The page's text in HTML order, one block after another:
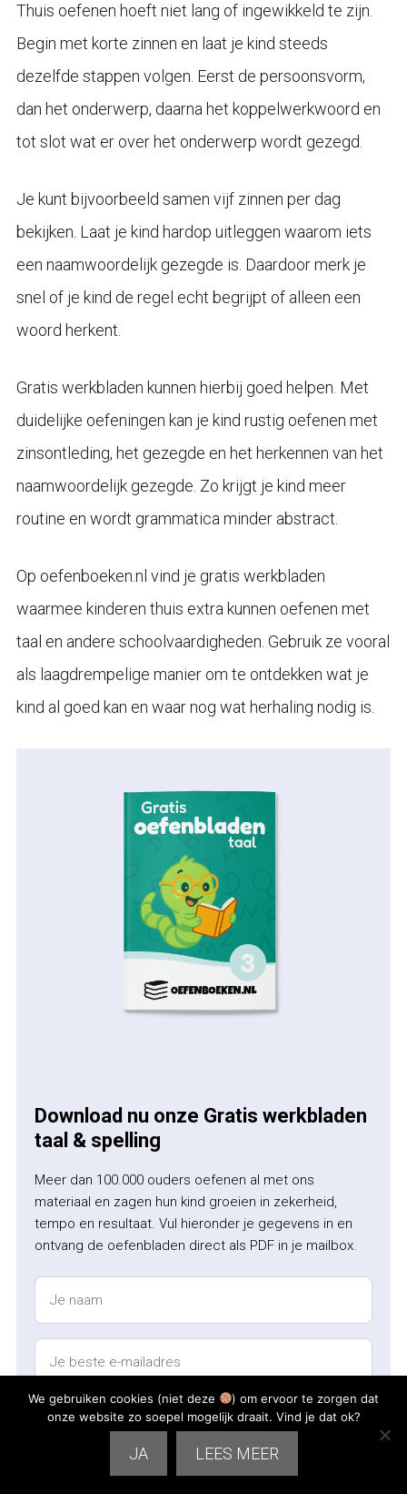
Thuis oefenen hoeft niet lang of ingewikkeld te zijn.
Begin met korte zinnen en laat je kind steeds
dezelfde stappen volgen. Eerst de persoonsvorm,
dan het onderwerp, daarna het koppelwerkwoord en
tot slot wat er over het onderwerp wordt gezegd.
Je kunt bijvoorbeeld samen vijf zinnen per dag
bekijken. Laat je kind hardop uitleggen waarom iets
een naamwoordelijk gezegde is. Daardoor merk je
snel of je kind de regel echt begrijpt of alleen een
woord herkent.
Gratis werkbladen kunnen hierbij goed helpen. Met
duidelijke oefeningen kan je kind rustig oefenen met
zinsontleding, het gezegde en het herkennen van het
naamwoordelijk gezegde. Zo krijgt je kind meer
routine en wordt grammatica minder abstract.
Op oefenboeken.nl vind je gratis werkbladen
waarmee kinderen thuis extra kunnen oefenen met
taal en andere schoolvaardigheden. Gebruik ze vooral
als laagdrempelige manier om te ontdekken wat je
kind al goed kan en waar nog wat herhaling nodig is.
Download nu onze Gratis werkbladen
taal & spelling
Meer dan 100.000 ouders oefenen al met ons
materiaal en zagen hun kind groeien in zekerheid,
tempo en resultaat. Vul hieronder je gegevens in en
ontvang de oefenbladen direct als PDF in je mailbox.
We gebruiken cookies (niet deze
) om ervoor te zorgen dat
onze website zo soepel mogelijk draait. Vind je dat ok?
JA LEES MEER